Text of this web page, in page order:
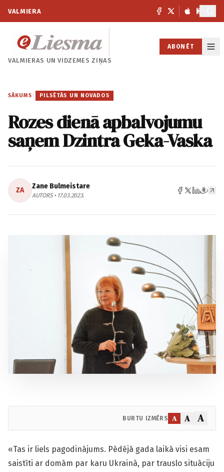
VALMIERA
VALMIERAS UNVIDZEMES ZIŅAS
ABONĒT
SĀKUMS / PILSĒTĀS UN NOVADOS
Rozes dienā apbalvojumu
saņem Dzintra Geka-Vaska
ZA Zane Bulmeistare
AUTORS • 17.03.2023.
BURTU IZMĒRS A A A
«Tas ir liels pagodinājums. Pēdējā gada laikā visi esam
saistīti ar domām par karu Ukrainā, par trauslo situāciju